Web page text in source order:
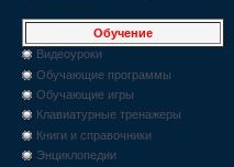
Обучение
Видеоуроки
Обучающие программы
Обучающие игры
Клавиатурные тренажеры
Книги и справочники
Энциклопедии